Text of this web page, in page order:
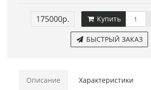
175000р. Купить
БЫСТРЫЙ ЗАКАЗ
Описание Характеристики